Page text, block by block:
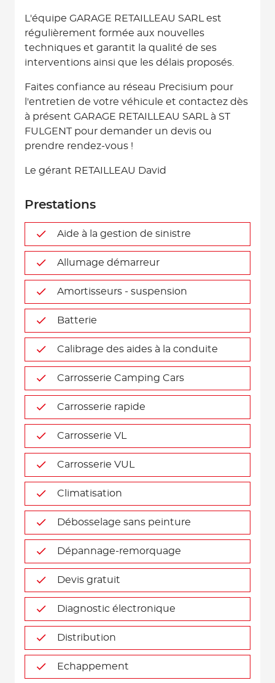
L'équipe GARAGE RETAILLEAU SARL est
régulièrement formée aux nouvelles
techniques et garantit la qualité de ses
interventions ainsi que les délais proposés.
Faites confiance au réseau Precisium pour
l'entretien de votre véhicule et contactez dès
à présent GARAGE RETAILLEAU SARL à ST
FULGENT pour demander un devis ou
prendre rendez-vous !
Le gérant RETAILLEAU David
Prestations
Aide à la gestion de sinistre
Allumage démarreur
Amortisseurs - suspension
Batterie
Calibrage des aides à la conduite
Carrosserie Camping Cars
Carrosserie rapide
Carrosserie VL
Carrosserie VUL
Climatisation
Débosselage sans peinture
Dépannage-remorquage
Devis gratuit
Diagnostic électronique
Distribution
Echappement